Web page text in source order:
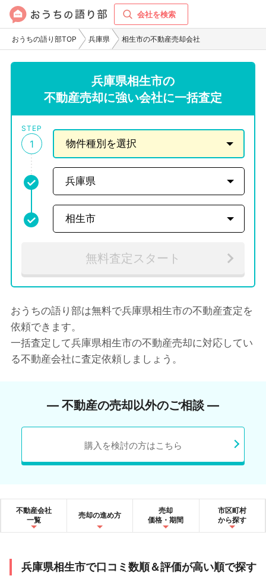
会社を検索
おうちの語り部TOP 兵庫県 相生市の不動産売却会社
兵庫県相生市の
不動産売却に強い会社に一括査定
STEP
1
無料査定スタート
おうちの語り部は無料で兵庫県相生市の不動産査定を
依頼できます。
一括査定して兵庫県相生市の不動産売却に対応してい
る不動産会社に査定依頼しましょう。
― 不動産の売却以外のご相談 ―
購入を検討の方はこちら
不動産会社
一覧
売却の進め方
売却
価格・期間
市区町村
から探す
兵庫県相生市で口コミ数順＆評価が高い順で探す